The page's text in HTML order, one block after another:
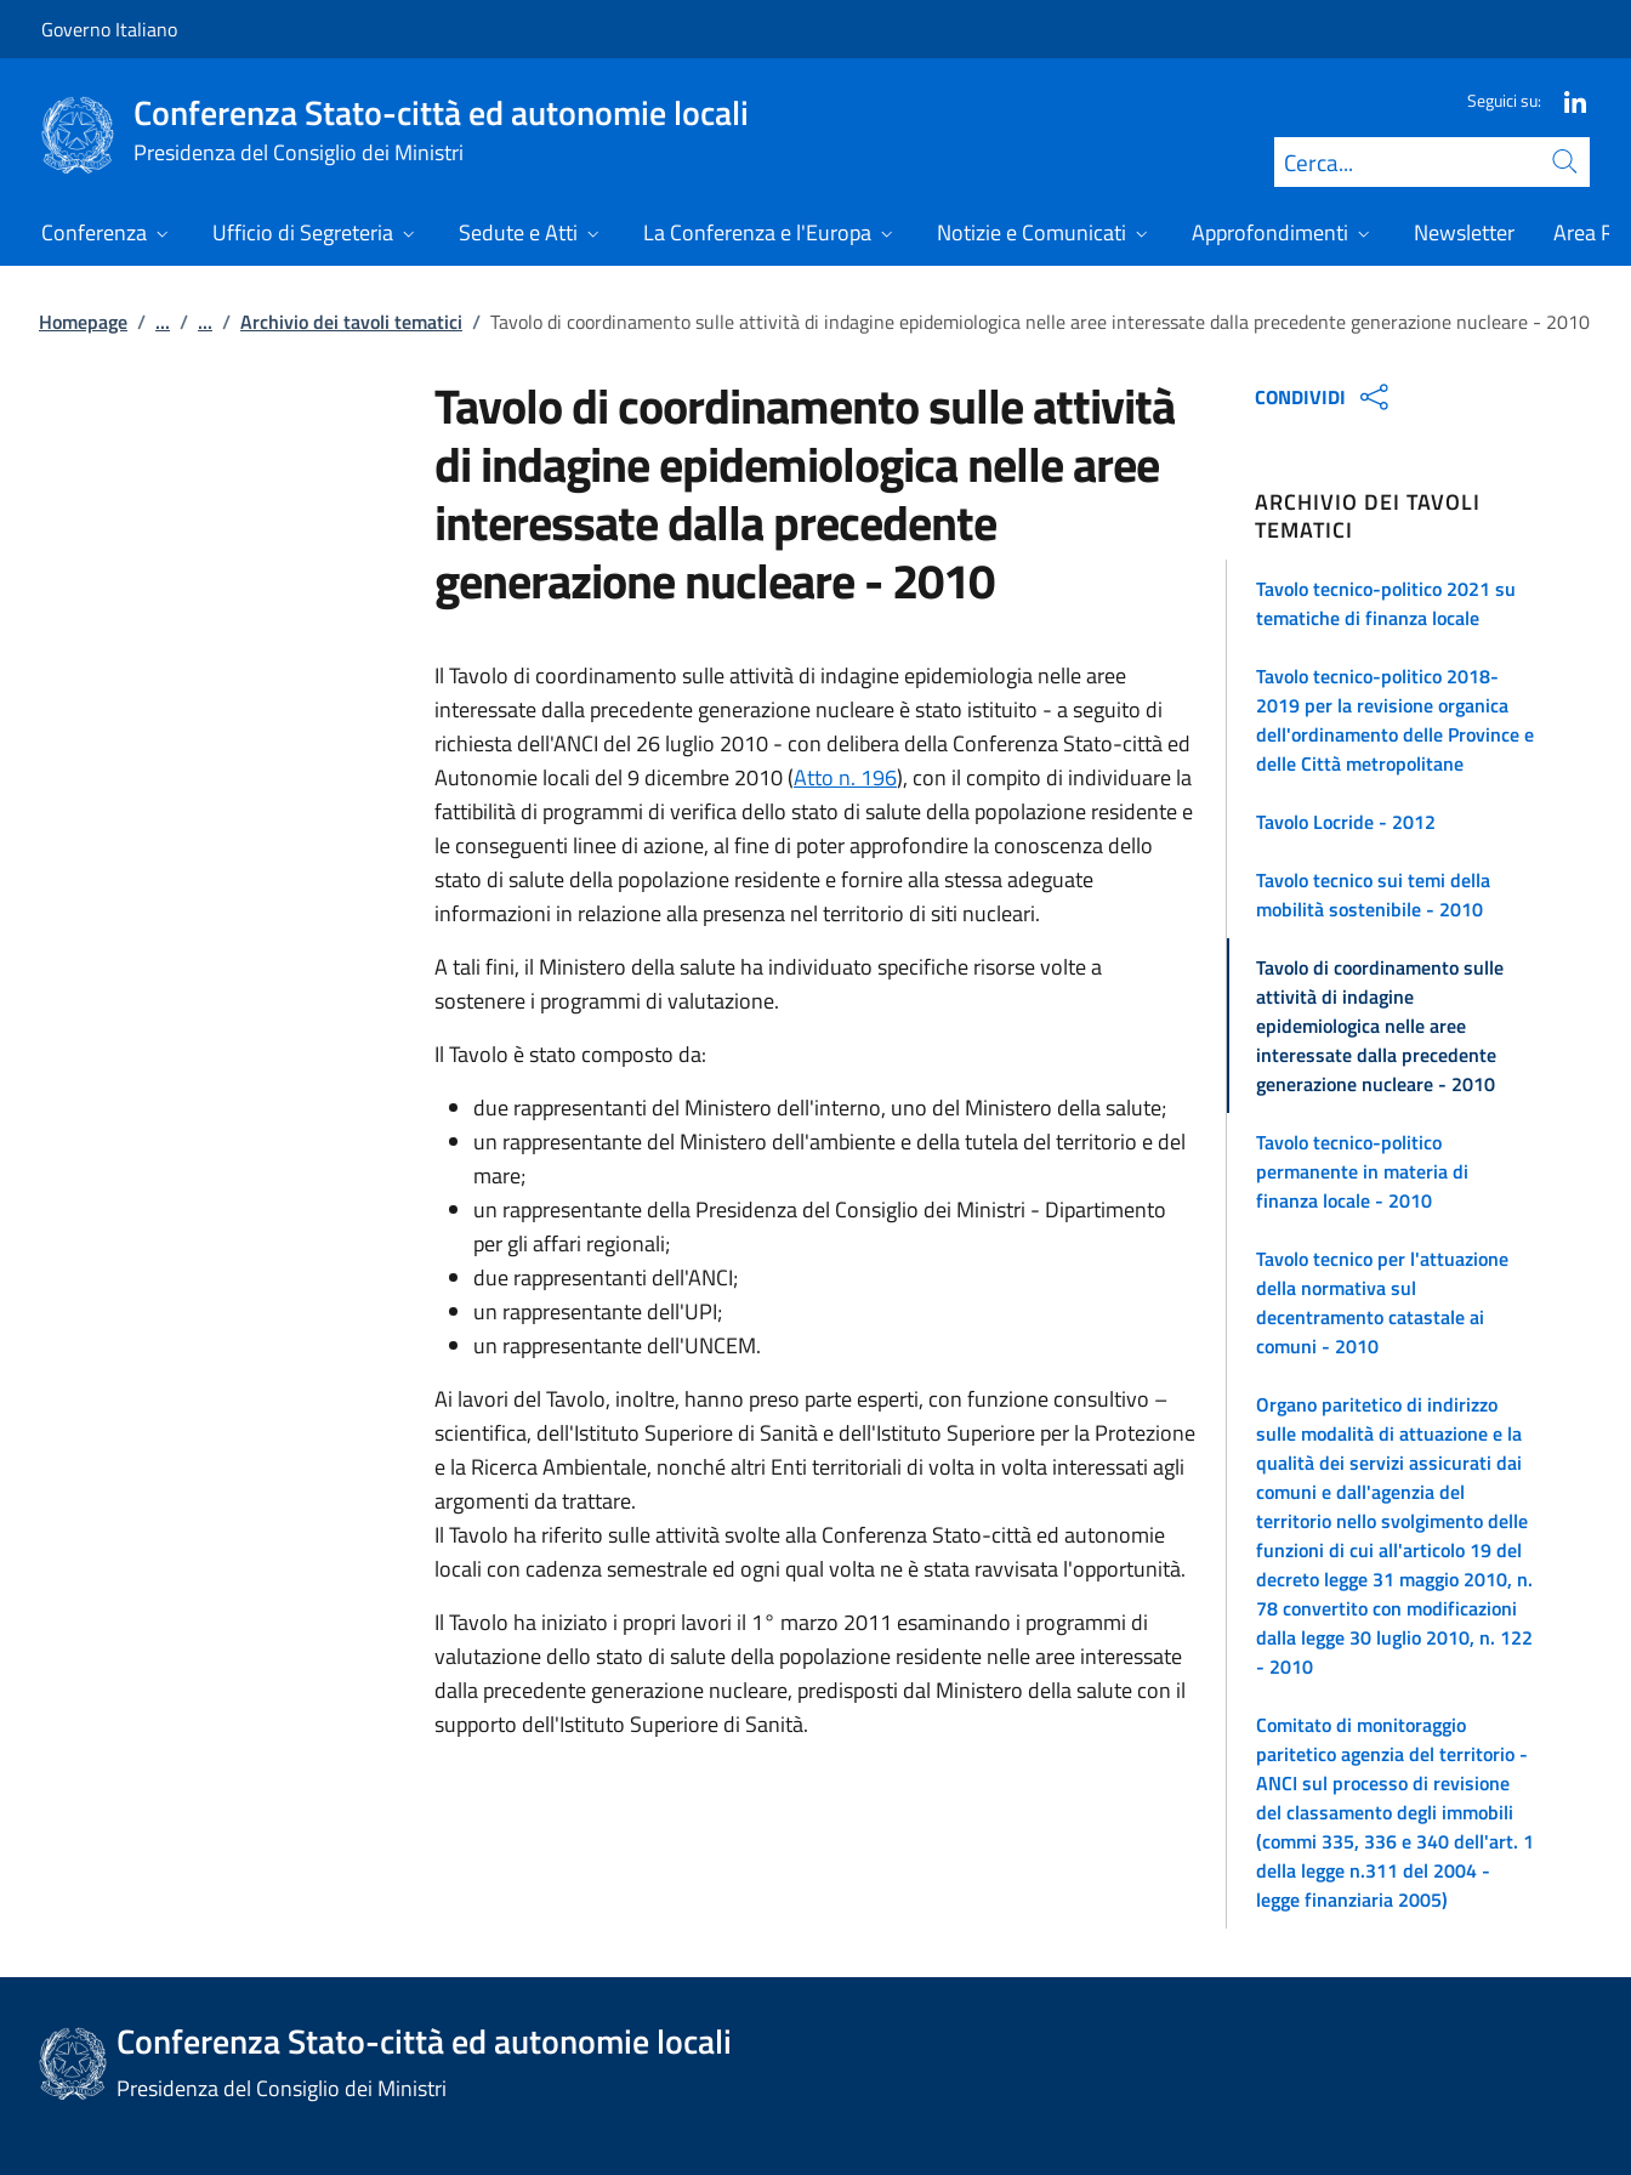
Governo Italiano
Conferenza Stato-città ed autonomie locali
Presidenza del Consiglio dei Ministri
Seguici su:
Cerca
Conferenza Ufficio di Segreteria Sedute e Atti La Conferenza e l'Europa Notizie e Comunicati Approfondimenti Newsletter Area
Homepage / ... / ... / Archivio dei tavoli tematici / Tavolo di coordinamento sulle attività di indagine epidemiologica nelle aree interessate dalla precedente generazione nucleare - 2010
Tavolo di coordinamento sulle attività
di indagine epidemiologica nelle aree
interessate dalla precedente
generazione nucleare - 2010
Il Tavolo di coordinamento sulle attività di indagine epidemiologia nelle aree
interessate dalla precedente generazione nucleare è stato istituito - a seguito di
richiesta dell'ANCI del 26 luglio 2010 - con delibera della Conferenza Stato-città ed
Autonomie locali del 9 dicembre 2010 (Atto n. 196), con il compito di individuare la
fattibilità di programmi di verifica dello stato di salute della popolazione residente e
le conseguenti linee di azione, al fine di poter approfondire la conoscenza dello
stato di salute della popolazione residente e fornire alla stessa adeguate
informazioni in relazione alla presenza nel territorio di siti nucleari.
A tali fini, il Ministero della salute ha individuato specifiche risorse volte a
sostenere i programmi di valutazione.
Il Tavolo è stato composto da:
due rappresentanti del Ministero dell'interno, uno del Ministero della salute;
un rappresentante del Ministero dell'ambiente e della tutela del territorio e del
mare;
un rappresentante della Presidenza del Consiglio dei Ministri - Dipartimento
per gli affari regionali;
due rappresentanti dell'ANCI;
un rappresentante dell'UPI;
un rappresentante dell'UNCEM.
Ai lavori del Tavolo, inoltre, hanno preso parte esperti, con funzione consultivo –
scientifica, dell'Istituto Superiore di Sanità e dell'Istituto Superiore per la Protezione
e la Ricerca Ambientale, nonché altri Enti territoriali di volta in volta interessati agli
argomenti da trattare.
Il Tavolo ha riferito sulle attività svolte alla Conferenza Stato-città ed autonomie
locali con cadenza semestrale ed ogni qual volta ne è stata ravvisata l'opportunità.
Il Tavolo ha iniziato i propri lavori il 1° marzo 2011 esaminando i programmi di
valutazione dello stato di salute della popolazione residente nelle aree interessate
dalla precedente generazione nucleare, predisposti dal Ministero della salute con il
supporto dell'Istituto Superiore di Sanità.
CONDIVIDI
ARCHIVIO DEI TAVOLI
TEMATICI
Tavolo tecnico-politico 2021 su
tematiche di finanza locale
Tavolo tecnico-politico 2018-
2019 per la revisione organica
dell'ordinamento delle Province e
delle Città metropolitane
Tavolo Locride - 2012
Tavolo tecnico sui temi della
mobilità sostenibile - 2010
Tavolo di coordinamento sulle
attività di indagine
epidemiologica nelle aree
interessate dalla precedente
generazione nucleare - 2010
Tavolo tecnico-politico
permanente in materia di
finanza locale - 2010
Tavolo tecnico per l'attuazione
della normativa sul
decentramento catastale ai
comuni - 2010
Organo paritetico di indirizzo
sulle modalità di attuazione e la
qualità dei servizi assicurati dai
comuni e dall'agenzia del
territorio nello svolgimento delle
funzioni di cui all'articolo 19 del
decreto legge 31 maggio 2010, n.
78 convertito con modificazioni
dalla legge 30 luglio 2010, n. 122
- 2010
Comitato di monitoraggio
paritetico agenzia del territorio -
ANCI sul processo di revisione
del classamento degli immobili
(commi 335, 336 e 340 dell'art. 1
della legge n.311 del 2004 -
legge finanziaria 2005)
Conferenza Stato-città ed autonomie locali
Presidenza del Consiglio dei Ministri